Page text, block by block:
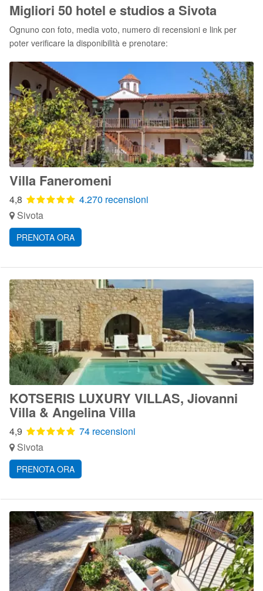
Migliori 50 hotel e studios a Sivota
Ognuno con foto, media voto, numero di recensioni e link per
poter verificare la disponibilità e prenotare:
Villa Faneromeni
4,8
4.270 recensioni
Sivota
PRENOTA ORA
KOTSERIS LUXURY VILLAS, Jiovanni
Villa & Angelina Villa
4,9
74 recensioni
Sivota
PRENOTA ORA